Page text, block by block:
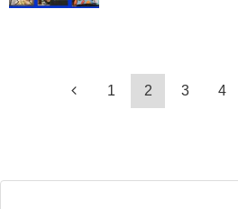
1 2 3 4